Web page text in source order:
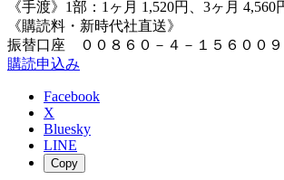
《手渡》1部：1ヶ月 1,520円、3ヶ月 4,560
《購読料・新時代社直送》
振替口座 ００８６０－４－１５６００
購読申込み
Facebook
X
Bluesky
LINE
Copy